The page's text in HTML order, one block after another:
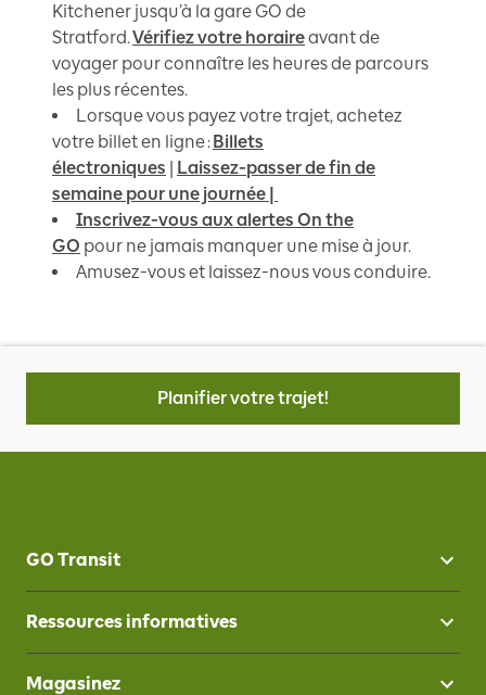
Kitchener jusqu’à la gare GO de
Stratford.Vérifiez votre horaireavant de
voyager pour connaître les heures de parcours
les plus récentes.
Lorsque vous payez votre trajet, achetez
votre billet en ligne :Billets
électroniques | Laissez-passer de fin de
semaine pour une journée |
Inscrivez-vous aux alertes On the
GO pour ne jamais manquer une mise à jour.
Amusez-vous et laissez-nous vous conduire.
Planifier votre trajet!
GO Transit
Ressources informatives
Magasinez